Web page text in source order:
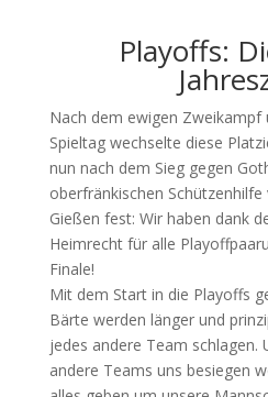
Playoffs:
Nach dem ewigen Zweikampf
Spieltag wechselte diese
nun nach dem Sieg gegen
oberfränkischen
Gießen fest: Wir haben dank
Heimrecht für alle
Finale!
Mit dem Start in die Playoffs
Bärte werden länger und
jedes andere Team schlagen.
andere Teams uns besiegen